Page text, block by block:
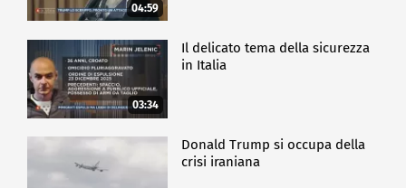
04:59
03:34
Il delicato tema della sicurezza
in Italia
Donald Trump si occupa della
crisi iraniana